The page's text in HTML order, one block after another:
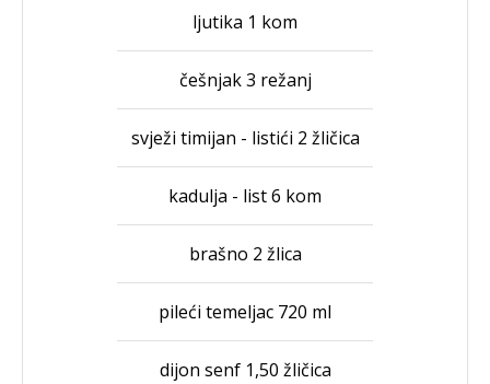
ljutika 1 kom
češnjak 3 režanj
svježi timijan - listići 2 žličica
kadulja - list 6 kom
brašno 2 žlica
pileći temeljac 720 ml
dijon senf 1,50 žličica